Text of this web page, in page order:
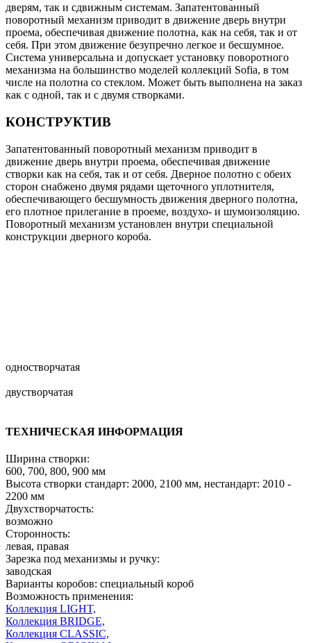
дверям, так и сдвижным системам. Запатентованный
поворотный механизм приводит в движение дверь внутри
проема, обеспечивая движение полотна, как на себя, так и от
себя. При этом движение безупречно легкое и бесшумное.
Система универсальна и допускает установку поворотного
механизма на большинство моделей коллекций Sofia, в том
числе на полотна со стеклом. Может быть выполнена на заказ
как с одной, так и с двумя створками.
КОНСТРУКТИВ
Запатентованный поворотный механизм приводит в
движение дверь внутри проема, обеспечивая движение
створки как на себя, так и от себя. Дверное полотно с обеих
сторон снабжено двумя рядами щеточного уплотнителя,
обеспечивающего бесшумность движения дверного полотна,
его плотное прилегание в проеме, воздухо- и шумоизоляцию.
Поворотный механизм установлен внутри специальной
конструкции дверного короба.
одностворчатая
двустворчатая
ТЕХНИЧЕСКАЯ ИНФОРМАЦИЯ
Ширина створки:
600, 700, 800, 900 мм
Высота створки стандарт: 2000, 2100 мм, нестандарт: 2010 -
2200 мм
Двухстворчатость:
возможно
Сторонность:
левая, правая
Зарезка под механизмы и ручку:
заводская
Варианты коробов: специальный короб
Возможность применения:
Коллекция LIGHT,
Коллекция BRIDGE,
Коллекция CLASSIC,